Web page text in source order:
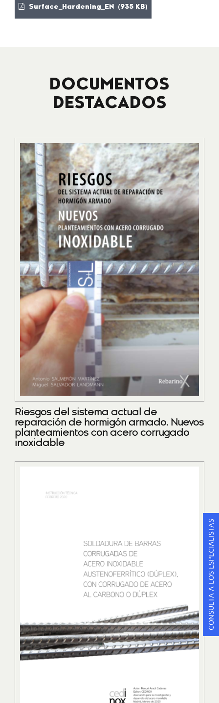
Surface_Hardening_EN (935 KB)
DOCUMENTOS
DESTACADOS
Riesgos del sistema actual de
reparación de hormigón armado. Nuevos
planteamientos con acero corrugado
inoxidable
CONSULTA A LOS ESPECIALISTAS